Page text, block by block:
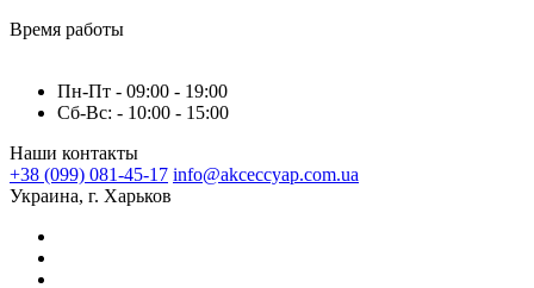
Время работы
Пн-Пт - 09:00 - 19:00
Сб-Вс: - 10:00 - 15:00
Наши контакты
+38 (099) 081-45-17 info@akceccyap.com.ua
Украина, г. Харьков